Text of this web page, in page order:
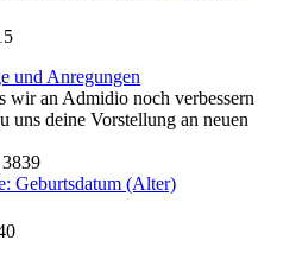
und Anregungen
wir an Admidio noch verbessern
uns deine Vorstellung an neuen
3839
Geburtsdatum (Alter)